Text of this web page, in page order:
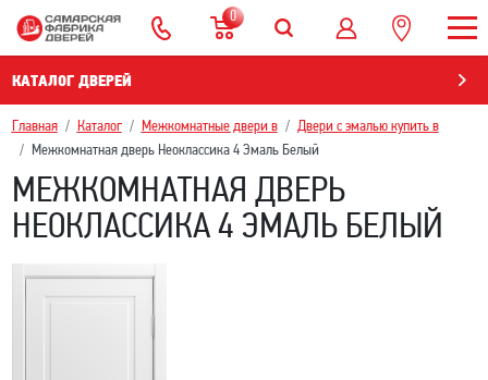
0
КАТАЛОГ ДВЕРЕЙ
Главная Каталог Межкомнатные двери в
Двери с эмалью купить в
Межкомнатная дверь Неоклассика 4 Эмаль Белый
МЕЖКОМНАТНАЯ ДВЕРЬ
НЕОКЛАССИКА 4 ЭМАЛЬ БЕЛЫЙ